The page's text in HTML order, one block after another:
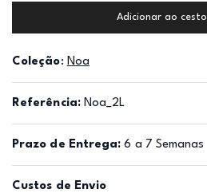
Adicionar ao cesto
Coleção: Noa
Referência: Noa_2L
Prazo de Entrega: 6 a 7 Semanas
Custos de Envio